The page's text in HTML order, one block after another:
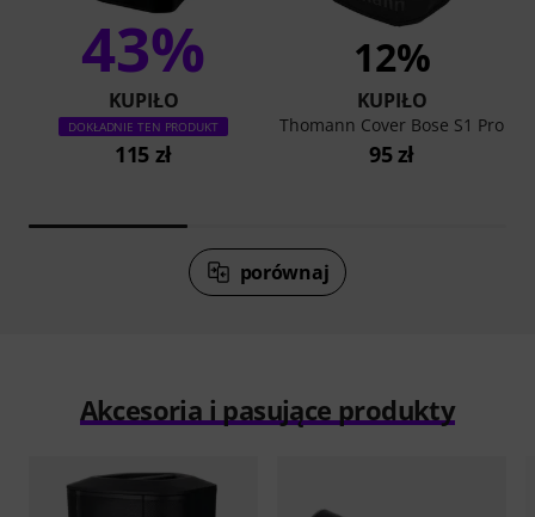
43%
KUPIŁO
DOKŁADNIE TEN PRODUKT
115 zł
12%
KUPIŁO
Thomann Cover Bose S1 Pro
95 zł
porównaj
Akcesoria i pasujące produkty